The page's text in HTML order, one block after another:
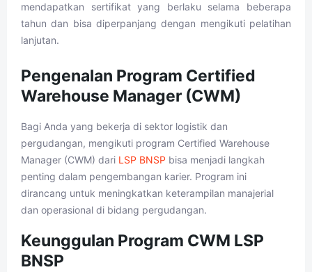
mendapatkan sertifikat yang berlaku selama beberapa
tahun dan bisa diperpanjang dengan mengikuti pelatihan
lanjutan.
Pengenalan Program Certified
Warehouse Manager (CWM)
Bagi Anda yang bekerja di sektor logistik dan
pergudangan, mengikuti program Certified Warehouse
Manager (CWM) dari LSP BNSP bisa menjadi langkah
penting dalam pengembangan karier. Program ini
dirancang untuk meningkatkan keterampilan manajerial
dan operasional di bidang pergudangan.
Keunggulan Program CWM LSP
BNSP